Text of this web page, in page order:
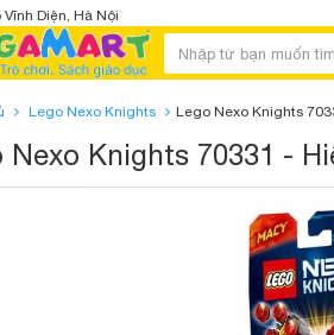
Vĩnh Diện, Hà Nội
Lego Nexo Knights Lego Nexo Knights
Nexo Knights 70331 -